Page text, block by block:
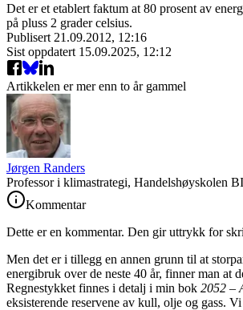
Det er et etablert faktum at 80 prosent av
på pluss 2 grader celsius.
Publisert 21.09.2012, 12:16
Sist oppdatert 15.09.2025, 12:12
Artikkelen er mer enn to år gammel
Jørgen Randers
Professor i klimastrategi, Handelshøyskolen
Kommentar
Dette er en kommentar. Den gir uttrykk for
Men det er i tillegg en annen grunn til at
energibruk over de neste 40 år, finner man at
Regnestykket finnes i detalj i min bok 2052 –
eksisterende reservene av kull, olje og gass.